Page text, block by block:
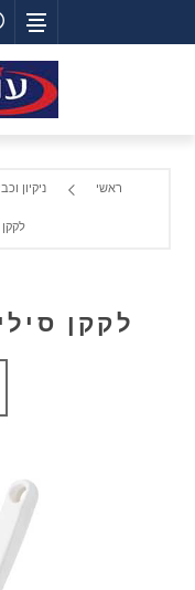
ראשי ניקיון
לקקן